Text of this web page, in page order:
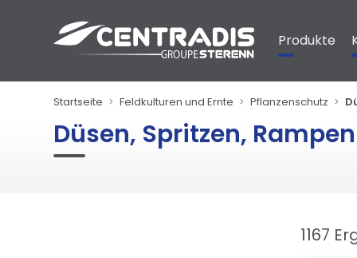
Produkte
Startseite Feldkulturen und Ernte Pflanzenschutz
Düsen, Spritzen,
1167